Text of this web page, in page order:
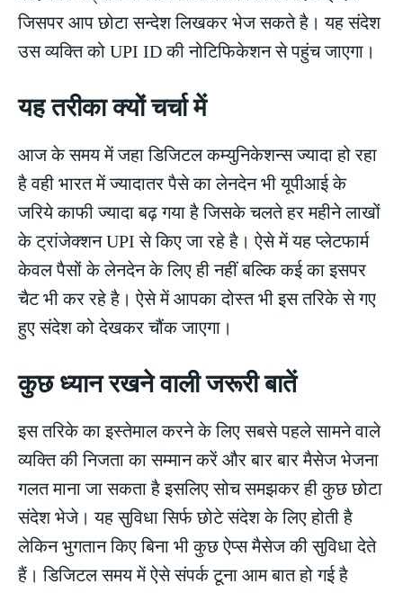
जिसपर आप छोटा सन्देश लिखकर भेज सकते है। यह संदेश
उस व्यक्ति को UPI ID की नोटिफिकेशन से पहुंच जाएगा।
यह तरीका क्यों चर्चा में
आज के समय में जहा डिजिटल कम्युनिकेशन्स ज्यादा हो रहा
है वही भारत में ज्यादातर पैसे का लेनदेन भी यूपीआई के
जरिये काफी ज्यादा बढ़ गया है जिसके चलते हर महीने लाखों
के ट्रांजेक्शन UPI से किए जा रहे है। ऐसे में यह प्लेटफार्म
केवल पैसों के लेनदेन के लिए ही नहीं बल्कि कई का इसपर
चैट भी कर रहे है। ऐसे में आपका दोस्त भी इस तरिके से गए
हुए संदेश को देखकर चौंक जाएगा।
कुछ ध्यान रखने वाली जरूरी बातें
इस तरिके का इस्तेमाल करने के लिए सबसे पहले सामने वाले
व्यक्ति की निजता का सम्मान करें और बार बार मैसेज भेजना
गलत माना जा सकता है इसलिए सोच समझकर ही कुछ छोटा
संदेश भेजे। यह सुविधा सिर्फ छोटे संदेश के लिए होती है
लेकिन भुगतान किए बिना भी कुछ ऐप्स मैसेज की सुविधा देते
हैं। डिजिटल समय में ऐसे संपर्क टूना आम बात हो गई है